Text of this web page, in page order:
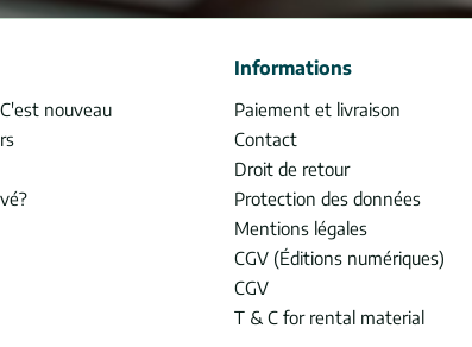
nouveau
Informations
Paiement et livraison
Contact
Droit de retour
Protection des données
Mentions légales
CGV (Éditions numériques)
CGV
T & C for rental material